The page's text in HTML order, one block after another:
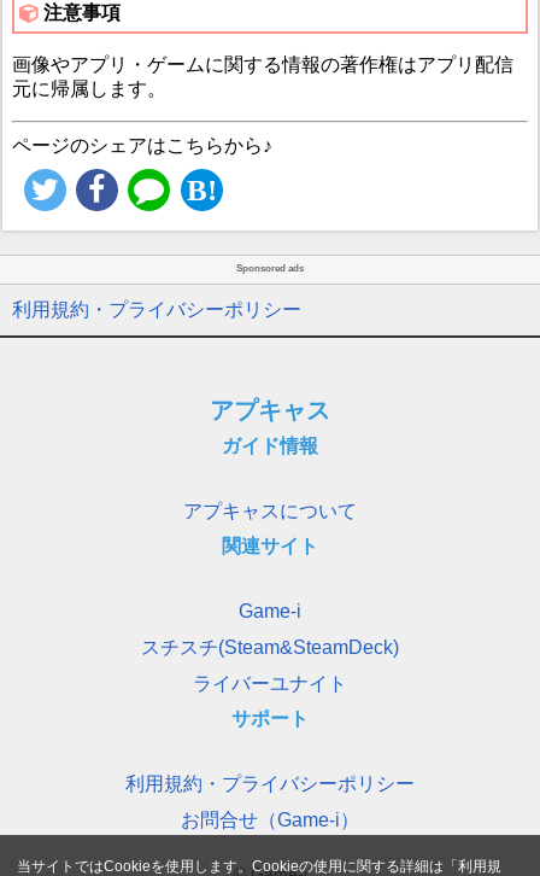
注意事項
画像やアプリ・ゲームに関する情報の著作権はアプリ配信
元に帰属します。
ページのシェアはこちらから♪
Sponsored ads
利用規約・プライバシーポリシー
アプキャス
ガイド情報
アプキャスについて
関連サイト
Game-i
スチスチ(Steam&SteamDeck)
ライバーユナイト
サポート
利用規約・プライバシーポリシー
お問合せ（Game-i）
当サイトではCookieを使用します。Cookieの使用に関する詳細は「利用規